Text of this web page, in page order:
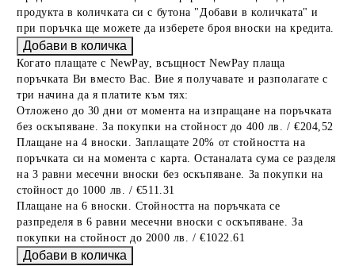
продукта в количката си с бутона "Добави в количката" и
при поръчка ще можете да изберете броя вноски на кредита.
Когато плащате с NewPay, всъщност NewPay плаща
поръчката Ви вместо Вас. Вие я получавате и разполагате с
три начина да я платите към тях:
Отложено до 30 дни от момента на изпращане на поръчката
без оскъпяване. За покупки на стойност до 400 лв. / €204,52
Плащане на 4 вноски. Заплащате 20% от стойността на
поръчката си на момента с карта. Останалата сума се разделя
на 3 равни месечни вноски без оскъпяване. За покупки на
стойност до 1000 лв. / €511.31
Плащане на 6 вноски. Стойността на поръчката се
разпределя в 6 равни месечни вноски с оскъпяване. За
покупки на стойност до 2000 лв. / €1022.61